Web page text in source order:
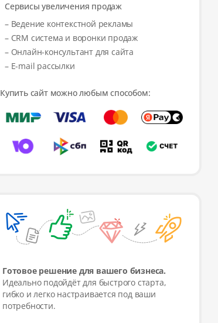
Сервисы увеличения продаж
– Ведение контекстной рекламы
– CRM система и воронки продаж
– Онлайн-консультант для сайта
– E-mail рассылки
Купить сайт можно любым способом:
Готовое решение для вашего бизнеса.
Идеально подойдёт для быстрого старта,
гибко и легко настраивается под ваши
потребности.